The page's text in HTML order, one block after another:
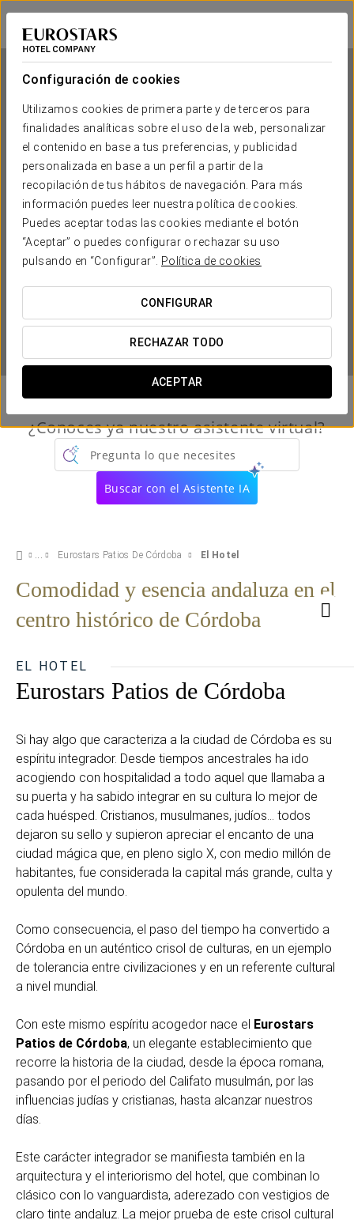
Configuración de cookies
Utilizamos cookies de primera parte y de terceros para
finalidades analíticas sobre el uso de la web, personalizar
el contenido en base a tus preferencias, y publicidad
personalizada en base a un perfil a partir de la
recopilación de tus hábitos de navegación. Para más
información puedes leer nuestra política de cookies.
Puedes aceptar todas las cookies mediante el botón
“Aceptar” o puedes configurar o rechazar su uso
pulsando en “Configurar”.
Política de cookies
CONFIGURAR
RECHAZAR TODO
ACEPTAR
Eurostars Patios de Córdoba
CÓRDOBA
Eurostars Patios de Córdoba
CÓRDOBA
¿CUÁNDO QUIERES IR?
¿Conoces ya nuestro asistente virtual?
Pregunta lo que necesites
Buscar con el Asistente IA
Eurostars Patios De Córdoba El Hotel
Comodidad y esencia andaluza en el
centro histórico de Córdoba
EL HOTEL
Eurostars Patios de Córdoba
Si hay algo que caracteriza a la ciudad de Córdoba es su
espíritu integrador. Desde tiempos ancestrales ha ido
acogiendo con hospitalidad a todo aquel que llamaba a
su puerta y ha sabido integrar en su cultura lo mejor de
cada huésped. Cristianos, musulmanes, judíos... todos
dejaron su sello y supieron apreciar el encanto de una
ciudad mágica que, en pleno siglo X, con medio millón de
habitantes, fue considerada la capital más grande, culta y
opulenta del mundo.
Como consecuencia, el paso del tiempo ha convertido a
Córdoba en un auténtico crisol de culturas, en un ejemplo
de tolerancia entre civilizaciones y en un referente cultural
a nivel mundial.
Con este mismo espíritu acogedor nace el Eurostars
Patios de Córdoba, un elegante establecimiento que
recorre la historia de la ciudad, desde la época romana,
pasando por el periodo del Califato musulmán, por las
influencias judías y cristianas, hasta alcanzar nuestros
días.
Este carácter integrador se manifiesta también en la
arquitectura y el interiorismo del hotel, que combinan lo
clásico con lo vanguardista, aderezado con vestigios de
claro tinte andaluz. La mejor prueba de este crisol cultural